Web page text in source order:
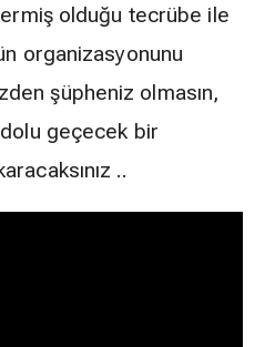
olduğu tecrübe ile
organizasyonunu
şüpheniz olmasın,
geçecek bir
..